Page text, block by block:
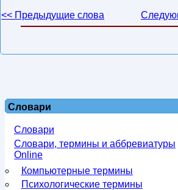
<< Предыдущие слова
Словари
Словари
Словари, термины и аббревиатуры
Online
Компьютерные термины
Психологические термины